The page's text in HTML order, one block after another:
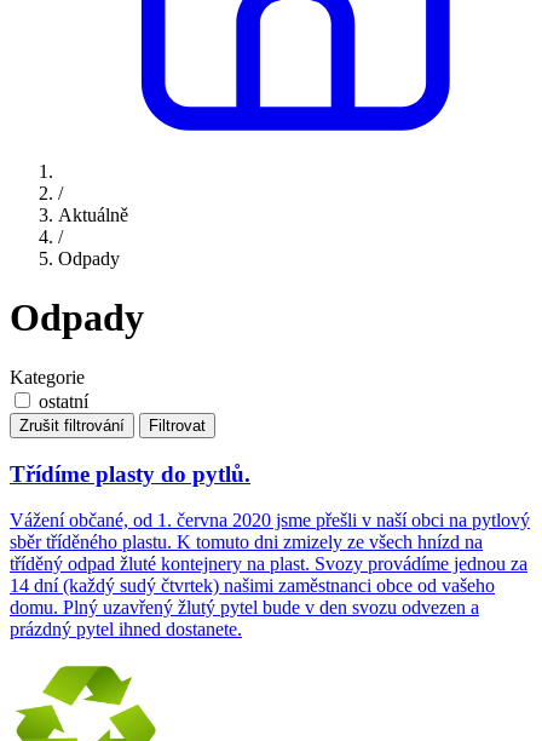
/
Aktuálně
/
Odpady
Odpady
Kategorie
ostatní
Zrušit filtrování Filtrovat
Třídíme plasty do pytlů.
Vážení občané, od 1. června 2020 jsme přešli v naší obci na pytlový
sběr tříděného plastu. K tomuto dni zmizely ze všech hnízd na
tříděný odpad žluté kontejnery na plast. Svozy provádíme jednou za
14 dní (každý sudý čtvrtek) našimi zaměstnanci obce od vašeho
domu. Plný uzavřený žlutý pytel bude v den svozu odvezen a
prázdný pytel ihned dostanete.